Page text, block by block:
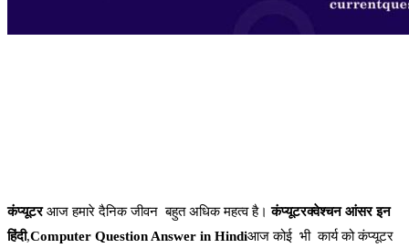
कंप्यूटरआज हमारे दैनिक जीवन बहुत अधिक महत्व है। कंप्यूटरक्वेश्चन आंसर इन
हिंदी,Computer Question Answer in Hindiआज कोई भी कार्य को कंप्यूटर